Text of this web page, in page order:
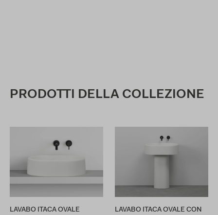
PRODOTTI DELLA COLLEZIONE
LAVABO ITACA OVALE
LAVABO ITACA OVALE CON